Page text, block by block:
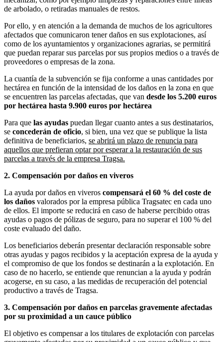
de arbolado, o retiradas manuales de restos.
Por ello, y en atención a la demanda de muchos de los agricultores
afectados que comunicaron tener daños en sus explotaciones, así
como de los ayuntamientos y organizaciones agrarias, se permitirá
que puedan reparar sus parcelas por sus propios medios o a través de
proveedores o empresas de la zona.
La cuantía de la subvención se fija conforme a unas cantidades por
hectárea en función de la intensidad de los daños en la zona en que
se encuentren las parcelas afectadas, que van desde los 5.200 euros
por hectárea hasta 9.900 euros por hectárea
Para que las ayudas puedan llegar cuanto antes a sus destinatarios,
se concederán de oficio, si bien, una vez que se publique la lista
definitiva de beneficiarios, se abrirá un plazo de renuncia para
aquellos que prefieran optar por esperar a la restauración de sus
parcelas a través de la empresa Tragsa.
2. Compensación por daños en viveros
La ayuda por daños en viveros compensará el 60 % del coste de
los daños valorados por la empresa pública Tragsatec en cada uno
de ellos. El importe se reducirá en caso de haberse percibido otras
ayudas o pagos de pólizas de seguro, para no superar el 100 % del
coste evaluado del daño.
Los beneficiarios deberán presentar declaración responsable sobre
otras ayudas y pagos recibidos y la aceptación expresa de la ayuda y
el compromiso de que los fondos se destinarán a la explotación. En
caso de no hacerlo, se entiende que renuncian a la ayuda y podrán
acogerse, en su caso, a las medidas de recuperación del potencial
productivo a través de Tragsa.
3. Compensación por daños en parcelas gravemente afectadas
por su proximidad a un cauce público
El objetivo es compensar a los titulares de explotación con parcelas